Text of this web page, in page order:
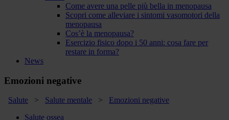
Come avere una pelle più bella in menopausa
Scopri come alleviare i sintomi vasomotori della
menopausa
Cos’è la menopausa?
Esercizio fisico dopo i 50 anni: cosa fare per
restare in forma?
News
Emozioni negative
Salute > Salute mentale > Emozioni negative
Salute ossea